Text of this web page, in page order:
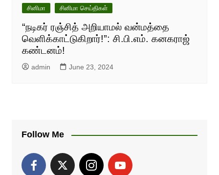
சினிமா சினிமா செய்திகள்
“நடிகர் ரஞ்சித் அறியாமல் வன்மத்தை
வெளிக்காட்டுகிறார்!”: சி.பி.எம். கனகராஜ்
கண்டனம்!
admin June 23, 2024
Follow Me